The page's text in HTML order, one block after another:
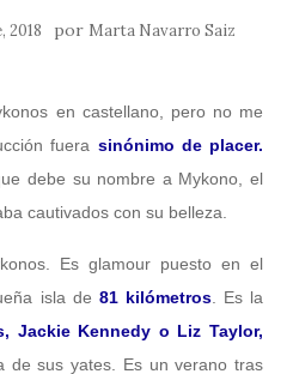
2018 por Marta Navarro Saiz
en castellano, pero no me
fuera sinónimo de placer.
debe su nombre a Mykono, el
cautivados con su belleza.
Es glamour puesto en el
isla de 81 kilómetros. Es la
Jackie Kennedy o Liz Taylor,
de sus yates. Es un verano tras